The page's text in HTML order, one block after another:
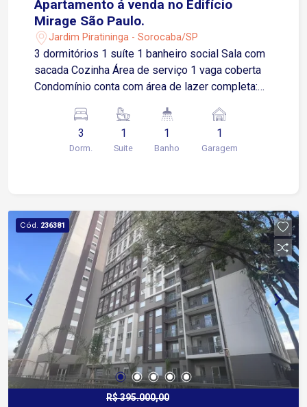
Apartamento á venda no Edifício
Mirage São Paulo.
Jardim Piratininga - Sorocaba/SP
3 dormitórios 1 suíte 1 banheiro social Sala com
sacada Cozinha Área de serviço 1 vaga coberta
Condomínio conta com área de lazer completa:
academia.
3
Dorm.
1
Suite
1
Banho
1
Garagem
Cód. 236381
R$ 395.000,00